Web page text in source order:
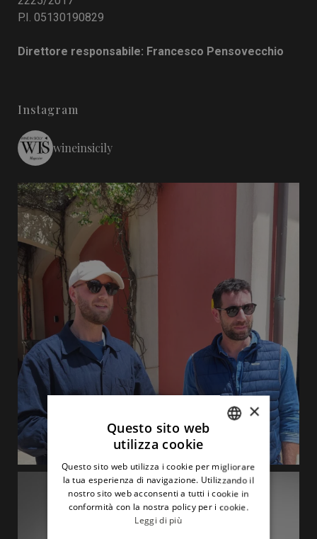
P.I. 05130190829
Direttore responsabile: Francesco Pensovecchio
Instagram
wineinsicily
ENGLISH
×
Questo sito web
utilizza cookie
Questo sito web utilizza i cookie per migliorare
la tua esperienza di navigazione. Utilizzando il
nostro sito web acconsenti a tutti i cookie in
conformità con la nostra policy per i cookie.
Leggi di più